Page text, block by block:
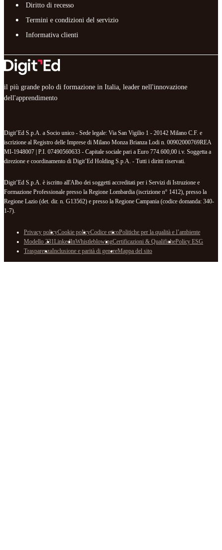
Diritto di recesso
Termini e condizioni del servizio
Informativa clienti
il più grande polo di formazione in Italia, leader nell'innovazione
dell'apprendimento
Digit’Ed S.p.A. a Socio unico - Sede legale: Via San Vigilio 1 - 20142 Milano C.F. e
iscrizione al Registro delle Imprese di Milano Monza Brianza Lodi n. 00902000769REA
MI-1948007 | P.I. 07490560633 - Capitale sociale pari a Euro 774.600,00 i.v. Soggetta a
direzione e coordinamento di Digit’Ed Holding S.p.A. - Tutti i diritti riservati.
Digit’Ed S.p.A. è iscritto all'Albo dei soggetti accreditati per i Servizi di Istruzione e
Formazione Professionale presso la Regione Lombardia (iscrizione n° 1412), presso la
Regione Lazio (det. dir. n. G13562) e presso la Regione Campania (codice domanda: 340-
1-7).
Privacy policyCookie policyCodice eticoPolitiche per la qualità e l’ambiente
Modello 231LinkedInWhistleblowingCertificazioni & QualifichePolicy ESG
TrasparenzaInclusione e parità di genereMappa del sito